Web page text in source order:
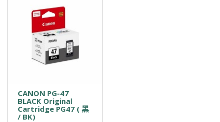
CANON PG-47
BLACK Original
Cartridge PG47 ( 黑
/ BK)